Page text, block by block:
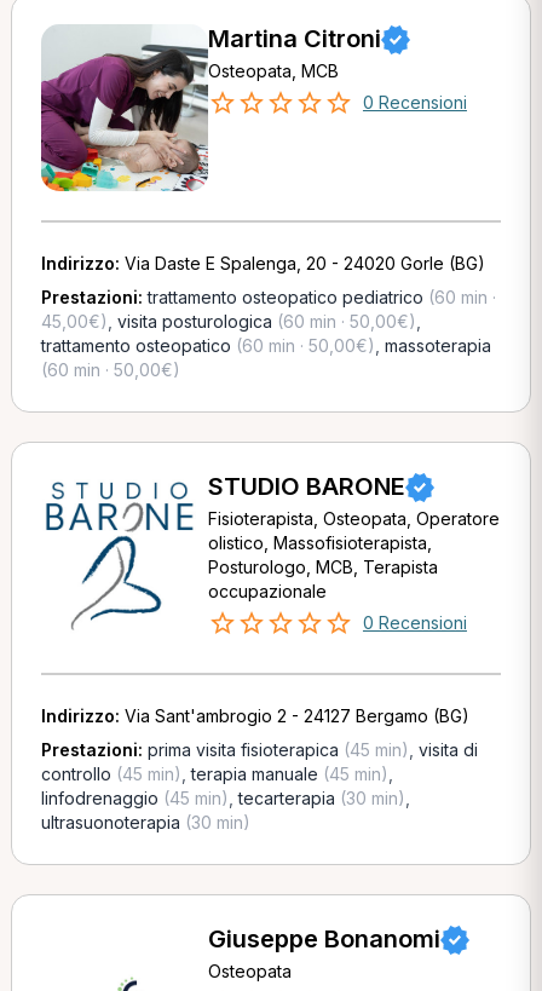
Martina Citroni
Osteopata, MCB
0 Recensioni
Indirizzo: Via Daste E Spalenga, 20 - 24020 Gorle (BG)
Prestazioni:trattamento osteopatico pediatrico (60 min ·
45,00€) visita posturologica (60 min · 50,00€)
trattamento osteopatico (60 min · 50,00€) massoterapia
(60 min · 50,00€)
STUDIO BARONE
Fisioterapista, Osteopata, Operatore
olistico, Massofisioterapista,
Posturologo, MCB, Terapista
occupazionale
0 Recensioni
Indirizzo: Via Sant'ambrogio 2 - 24127 Bergamo (BG)
Prestazioni: prima visita fisioterapica (45 min) visita di
controllo (45 min) ,terapia manuale (45 min)
linfodrenaggio (45 min) ,tecarterapia (30 min)
ultrasuonoterapia (30 min)
Giuseppe Bonanomi
Osteopata